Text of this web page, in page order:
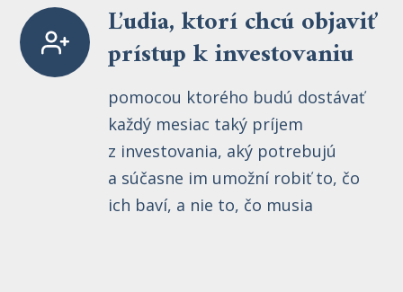
Ľudia, ktorí chcú objaviť
prístup k investovaniu
pomocou ktorého budú dostávať
každý mesiac taký príjem
z investovania, aký potrebujú
a súčasne im umožní robiť to, čo
ich baví, a nie to, čo musia